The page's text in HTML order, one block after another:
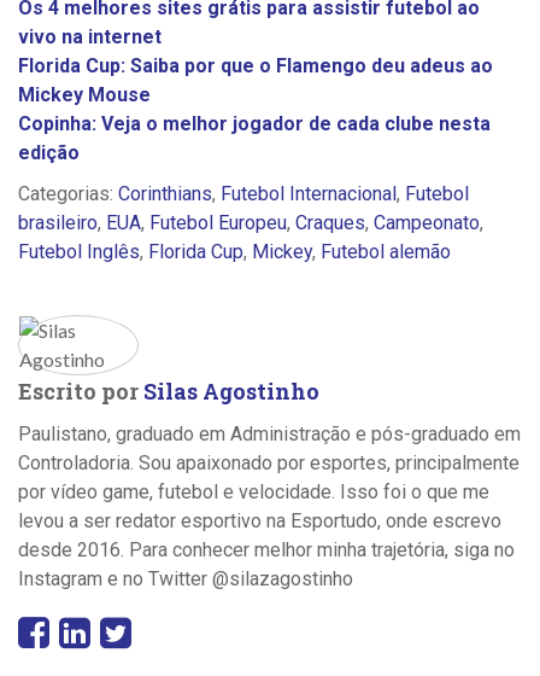
Os 4 melhores sites grátis para assistir futebol ao
vivo na internet
Florida Cup: Saiba por que o Flamengo deu adeus ao
Mickey Mouse
Copinha: Veja o melhor jogador de cada clube nesta
edição
Categorias: Corinthians, Futebol Internacional, Futebol
brasileiro, EUA, Futebol Europeu, Craques, Campeonato,
Futebol Inglês, Florida Cup, Mickey, Futebol alemão
Escrito por Silas Agostinho
Paulistano, graduado em Administração e pós-graduado em
Controladoria. Sou apaixonado por esportes, principalmente
por vídeo game, futebol e velocidade. Isso foi o que me
levou a ser redator esportivo na Esportudo, onde escrevo
desde 2016. Para conhecer melhor minha trajetória, siga no
Instagram e no Twitter @silazagostinho